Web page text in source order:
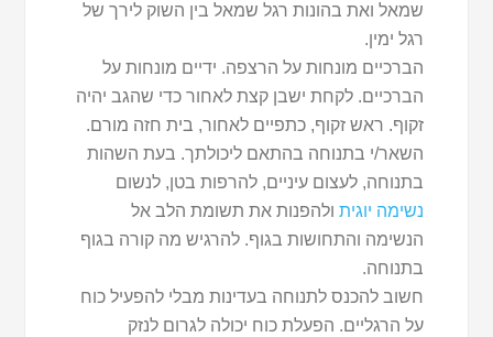
שמאל ואת בהונות רגל שמאל בין השוק לירך של
רגל ימין.
הברכיים מונחות על הרצפה. ידיים מונחות על
הברכיים. לקחת ישבן קצת לאחור כדי שהגב יהיה
זקוף. ראש זקוף, כתפיים לאחור, בית חזה מורם.
השאר/י בתנוחה בהתאם ליכולתך. בעת השהות
בתנוחה, לעצום עיניים, להרפות בטן, לנשום
נשימה יוגית ולהפנות את תשומת הלב אל
הנשימה והתחושות בגוף. להרגיש מה קורה בגוף
בתנוחה.
חשוב להכנס לתנוחה בעדינות מבלי להפעיל כוח
על הרגליים. הפעלת כוח יכולה לגרום לנזק